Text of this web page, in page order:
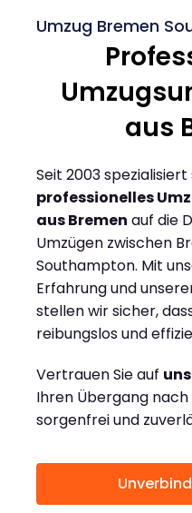
Umzug Bremen
aus
Seit 2003
professionelles
aus Bremen auf die
Umzügen zwischen
Southampton. Mit
Erfahrung und
stellen wir sicher,
reibungslos und
Vertrauen Sie auf
Ihren Übergang
sorgenfrei und